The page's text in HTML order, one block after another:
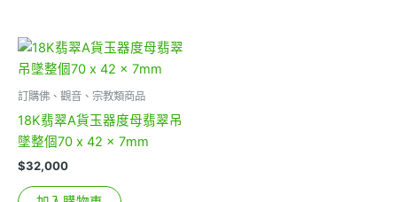
訂購佛、觀音、宗教類商品
18K翡翠A貨玉器度母翡翠吊
墜整個70 x 42 x 7mm
$32,000